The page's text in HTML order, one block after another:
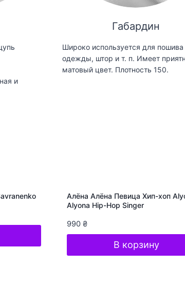
и
Габардин
Широко используется для пошива
одежды, штор и т. п. Имеет
матовый цвет. Плотность 150.
Алёна Алёна Певица Хип-хоп
Alyona Hip-Hop Singer
990 ₴
В корзину